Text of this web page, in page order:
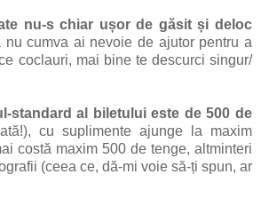
nu-s chiar ușor de găsit și deloc
nu cumva ai nevoie de ajutor pentru a
coclauri, mai bine te descurci singur/
standard al biletului este de 500 de
cu suplimente ajunge la maxim
costă maxim 500 de tenge, altminteri
(ceea ce, dă-mi voie să-ți spun, ar